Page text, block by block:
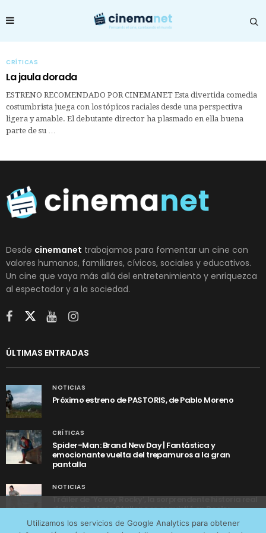
CRÍTICAS
La jaula dorada
ESTRENO RECOMENDADO POR CINEMANET Esta divertida comedia
costumbrista juega con los tópicos raciales desde una perspectiva
ligera y amable. El debutante director ha plasmado en ella buena
parte de su …
Desde cinemanet trabajamos para fomentar un cine con
valores humanos, familiares, cívicos, sociales y educativos.
Un cine que vaya más allá del entretenimiento y enriquezca
al espectador y a la sociedad.
ÚLTIMAS ENTRADAS
NOTICIAS
Próximo estreno de PASTORIS, de Pablo Moreno
CRÍTICAS
Spider-Man: Brand New Day | Fantástica y
emocionante vuelta del trepamuros a la gran
pantalla
NOTICIAS
Tráiler de ‘Yo soy Rocky’, la sorprendente historia real
detrás de cómo Stallone se convirtió en Rocky
Utilizamos los servicios de Google Analytics para obtener
tráfico web que recibimos y conocer los servicios que